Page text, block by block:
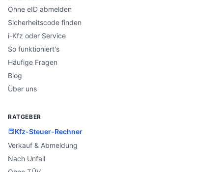
Ohne eID abmelden
Sicherheitscode finden
i-Kfz oder Service
So funktioniert's
Häufige Fragen
Blog
Über uns
RATGEBER
Kfz-Steuer-Rechner
Verkauf & Abmeldung
Nach Unfall